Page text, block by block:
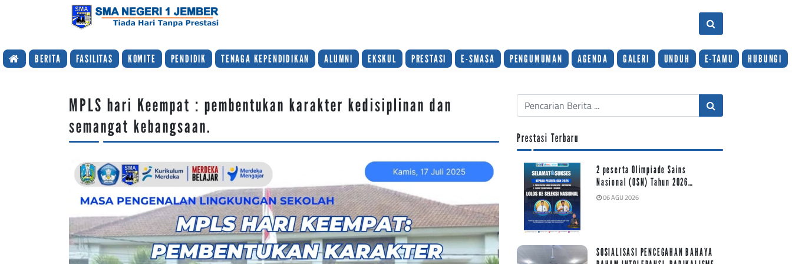
BERITA
FASILITAS KOMITE PENDIDIK TENAGA KEPENDIDIKAN ALUMNI EKSKUL PRESTASI E-SMASA PENGUMUMAN AGENDA GALERI UNDUH E-TAMU HUBUNGI
MPLS hari Keempat : pembentukan karakter kedisiplinan dan
semangat kebangsaan.
Prestasi Terbaru
2 peserta Olimpiade Sains
Nasional (OSN) Tahun 2026…
06 AGU 2026
SOSIALISASI PENCEGAHAN BAHAYA